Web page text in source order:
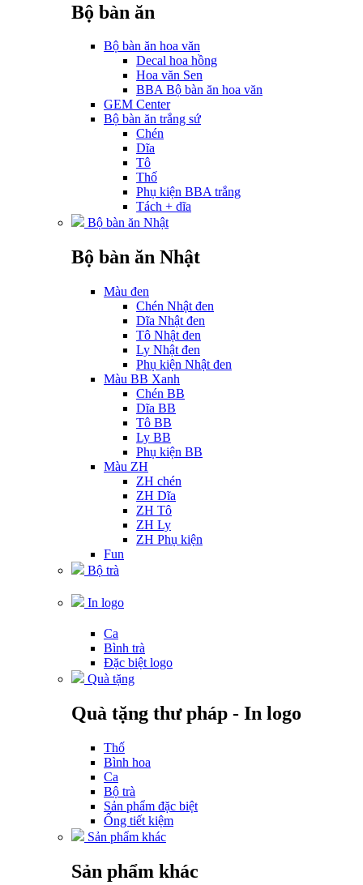
Bộ bàn ăn
Bộ bàn ăn hoa văn
Decal hoa hồng
Hoa văn Sen
BBA Bộ bàn ăn hoa văn
GEM Center
Bộ bàn ăn trắng sứ
Chén
Dĩa
Tô
Thố
Phụ kiện BBA trắng
Tách + dĩa
Bộ bàn ăn Nhật
Bộ bàn ăn Nhật
Màu đen
Chén Nhật đen
Dĩa Nhật đen
Tô Nhật đen
Ly Nhật đen
Phụ kiện Nhật đen
Màu BB Xanh
Chén BB
Dĩa BB
Tô BB
Ly BB
Phụ kiện BB
Màu ZH
ZH chén
ZH Dĩa
ZH Tô
ZH Ly
ZH Phụ kiện
Fun
Bộ trà
In logo
Ca
Bình trà
Đặc biệt logo
Quà tặng
Quà tặng thư pháp - In logo
Thố
Bình hoa
Ca
Bộ trà
Sản phẩm đặc biệt
Ống tiết kiệm
Sản phẩm khác
Sản phẩm khác